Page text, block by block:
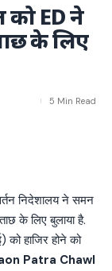
ED ने
के लिए
5 Min Read
निदेशालय ने समन
के लिए बुलाया है.
हाजिर होने को
Patra Chawl